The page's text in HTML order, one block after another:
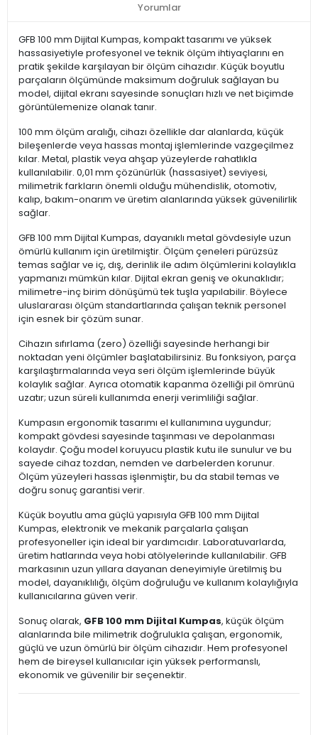
Yorumlar
GFB 100 mm Dijital Kumpas, kompakt tasarımı ve yüksek
hassasiyetiyle profesyonel ve teknik ölçüm ihtiyaçlarını en
pratik şekilde karşılayan bir ölçüm cihazıdır. Küçük boyutlu
parçaların ölçümünde maksimum doğruluk sağlayan bu
model, dijital ekranı sayesinde sonuçları hızlı ve net biçimde
görüntülemenize olanak tanır.
100 mm ölçüm aralığı, cihazı özellikle dar alanlarda, küçük
bileşenlerde veya hassas montaj işlemlerinde vazgeçilmez
kılar. Metal, plastik veya ahşap yüzeylerde rahatlıkla
kullanılabilir. 0,01 mm çözünürlük (hassasiyet) seviyesi,
milimetrik farkların önemli olduğu mühendislik, otomotiv,
kalıp, bakım-onarım ve üretim alanlarında yüksek güvenilirlik
sağlar.
GFB 100 mm Dijital Kumpas, dayanıklı metal gövdesiyle uzun
ömürlü kullanım için üretilmiştir. Ölçüm çeneleri pürüzsüz
temas sağlar ve iç, dış, derinlik ile adım ölçümlerini kolaylıkla
yapmanızı mümkün kılar. Dijital ekran geniş ve okunaklıdır;
milimetre-inç birim dönüşümü tek tuşla yapılabilir. Böylece
uluslararası ölçüm standartlarında çalışan teknik personel
için esnek bir çözüm sunar.
Cihazın sıfırlama (zero) özelliği sayesinde herhangi bir
noktadan yeni ölçümler başlatabilirsiniz. Bu fonksiyon, parça
karşılaştırmalarında veya seri ölçüm işlemlerinde büyük
kolaylık sağlar. Ayrıca otomatik kapanma özelliği pil ömrünü
uzatır; uzun süreli kullanımda enerji verimliliği sağlar.
Kumpasın ergonomik tasarımı el kullanımına uygundur;
kompakt gövdesi sayesinde taşınması ve depolanması
kolaydır. Çoğu model koruyucu plastik kutu ile sunulur ve bu
sayede cihaz tozdan, nemden ve darbelerden korunur.
Ölçüm yüzeyleri hassas işlenmiştir, bu da stabil temas ve
doğru sonuç garantisi verir.
Küçük boyutlu ama güçlü yapısıyla GFB 100 mm Dijital
Kumpas, elektronik ve mekanik parçalarla çalışan
profesyoneller için ideal bir yardımcıdır. Laboratuvarlarda,
üretim hatlarında veya hobi atölyelerinde kullanılabilir. GFB
markasının uzun yıllara dayanan deneyimiyle üretilmiş bu
model, dayanıklılığı, ölçüm doğruluğu ve kullanım kolaylığıyla
kullanıcılarına güven verir.
Sonuç olarak, GFB 100 mm Dijital Kumpas, küçük ölçüm
alanlarında bile milimetrik doğrulukla çalışan, ergonomik,
güçlü ve uzun ömürlü bir ölçüm cihazıdır. Hem profesyonel
hem de bireysel kullanıcılar için yüksek performanslı,
ekonomik ve güvenilir bir seçenektir.